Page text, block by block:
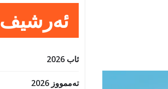
ئەرشیف
ئاب 2026
تەممووز 2026